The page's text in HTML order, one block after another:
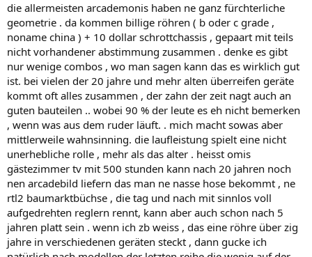
die allermeisten arcademonis haben ne ganz fürchterliche
geometrie . da kommen billige röhren ( b oder c grade ,
noname china ) + 10 dollar schrottchassis , gepaart mit teils
nicht vorhandener abstimmung zusammen . denke es gibt
nur wenige combos , wo man sagen kann das es wirklich gut
ist. bei vielen der 20 jahre und mehr alten überreifen geräte
kommt oft alles zusammen , der zahn der zeit nagt auch an
guten bauteilen .. wobei 90 % der leute es eh nicht bemerken
, wenn was aus dem ruder läuft. . mich macht sowas aber
mittlerweile wahnsinning. die laufleistung spielt eine nicht
unerhebliche rolle , mehr als das alter . heisst omis
gästezimmer tv mit 500 stunden kann nach 20 jahren noch
nen arcadebild liefern das man ne nasse hose bekommt , ne
rtl2 baumarktbüchse , die tag und nach mit sinnlos voll
aufgedrehten reglern rennt, kann aber auch schon nach 5
jahren platt sein . wenn ich zb weiss , das eine röhre über zig
jahre in verschiedenen geräten steckt , dann gucke ich